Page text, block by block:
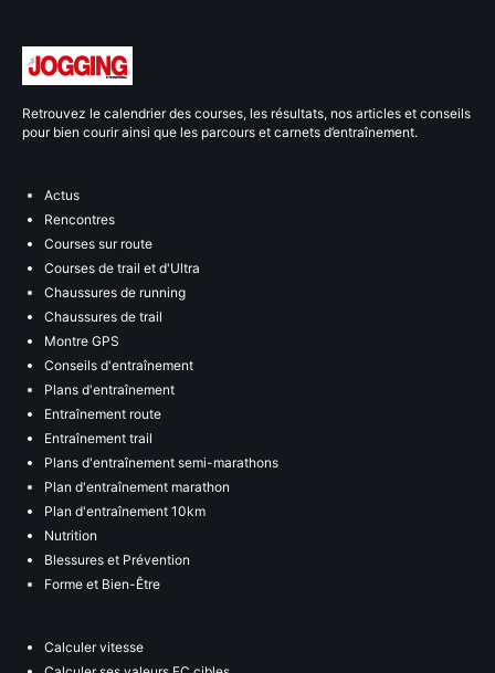
Retrouvez le calendrier des courses, les résultats, nos articles et conseils
pour bien courir ainsi que les parcours et carnets d’entraînement.
Actus
Rencontres
Courses sur route
Courses de trail et d'Ultra
Chaussures de running
Chaussures de trail
Montre GPS
Conseils d'entraînement
Plans d'entraînement
Entraînement route
Entraînement trail
Plans d'entraînement semi-marathons
Plan d'entraînement marathon
Plan d'entraînement 10km
Nutrition
Blessures et Prévention
Forme et Bien-Être
Calculer vitesse